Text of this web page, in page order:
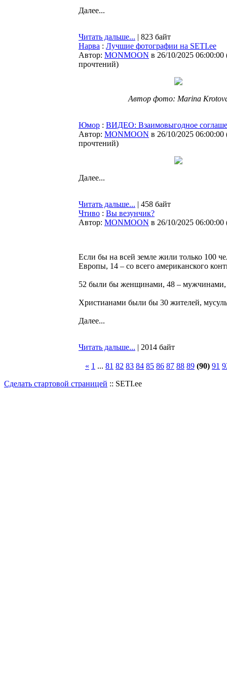
Далее...
Читать дальше... | 823 байт
Нарва : Лучшие фотографии на SETI.ee
Автор: MONMOON в 26/10/2025 06:00:00
прочтений)
Автор фото: Marina
Юмор : ВИДЕО: Взаимовыгодное
Автор: MONMOON в 26/10/2025 06:00:00
прочтений)
Далее...
Читать дальше... | 458 байт
Чтиво : Вы везунчик?
Автор: MONMOON в 26/10/2025 06:00:00
Если бы на всей земле жили только 100
Европы, 14 – со всего американского
52 были бы женщинами, 48 – мужчинами,
Христианами были бы 30 жителей,
Далее...
Читать дальше... | 2014 байт
« 1 ... 81 82 83 84 85 86 87 88 89 (90) 91
Сделать стартовой страницей :: SETI.ee